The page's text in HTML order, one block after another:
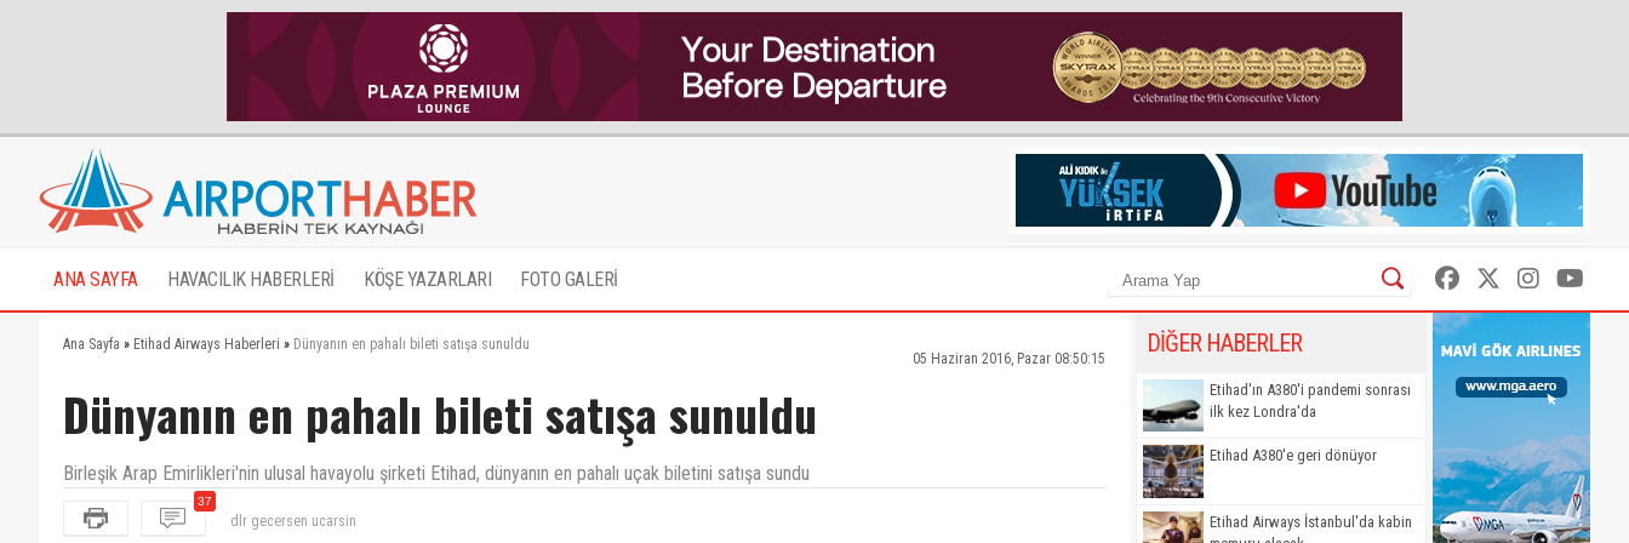
ANA SAYFA HAVACILIK HABERLERİ KÖŞE YAZARLARI FOTO GALERİ
Ana Sayfa » Etihad Airways Haberleri » Dünyanın en pahalı bileti satışa sunuldu
05 Haziran 2016, Pazar 08:50:15
Dünyanın en pahalı bileti satışa sunuldu
Birleşik Arap Emirlikleri'nin ulusal havayolu şirketi Etihad, dünyanın en pahalı uçak biletini satışa sundu
37
Arap milletini tümden suclamayalim kapitalizmin uşakları bunlar
DİĞER HABERLER
Etihad'ın A380'i pandemi sonrası
ilk kez Londra'da
Etihad A380'e geri dönüyor
Etihad Airways İstanbul'da kabin